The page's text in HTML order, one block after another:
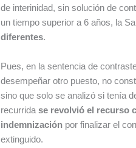
de interinidad, sin solución de
un tiempo superior a 6 años, la
diferentes.
Pues, en la sentencia de
desempeñar otro puesto, no
sino que solo se analizó si tenía
recurridase revolvió el recurso
indemnización por finalizar el
extinguido.